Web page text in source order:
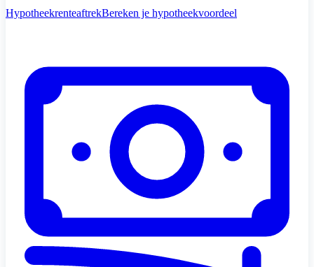
HypotheekrenteaftrekBereken je hypotheekvoordeel